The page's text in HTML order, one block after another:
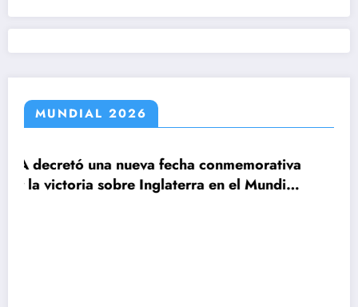
MUNDIAL 2026
conmemorativa
en el Mundial